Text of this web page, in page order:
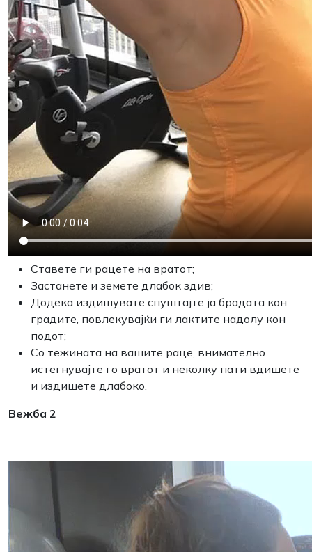
Ставете ги рацете на вратот;
Застанете и земете длабок здив;
Додека издишувате спуштајте ја брадата кон
градите, повлекувајќи ги лактите надолу кон
подот;
Со тежината на вашите раце, внимателно
истегнувајте го вратот и неколку пати вдишете
и издишете длабоко.
Вежба 2